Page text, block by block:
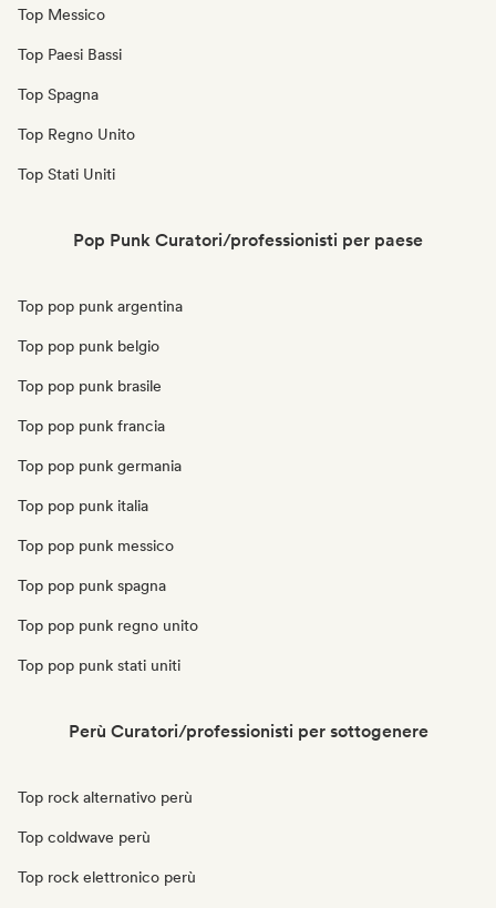
Top Messico
Top Paesi Bassi
Top Spagna
Top Regno Unito
Top Stati Uniti
Pop Punk Curatori/professionisti per paese
Top pop punk argentina
Top pop punk belgio
Top pop punk brasile
Top pop punk francia
Top pop punk germania
Top pop punk italia
Top pop punk messico
Top pop punk spagna
Top pop punk regno unito
Top pop punk stati uniti
Perù Curatori/professionisti per sottogenere
Top rock alternativo perù
Top coldwave perù
Top rock elettronico perù